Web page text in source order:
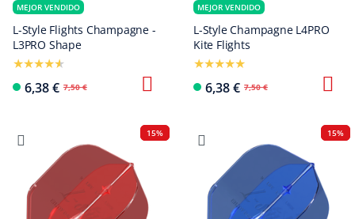
MEJOR VENDIDO
L-Style Flights Champagne -
L3PRO Shape
6,38 € 7,50 €
MEJOR VENDIDO
L-Style Champagne L4PRO
Kite Flights
6,38 € 7,50 €
15% 15%